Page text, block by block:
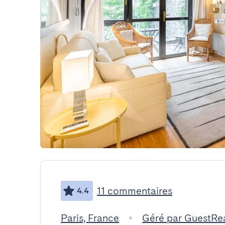
4.4 11 commentaires
Paris, France Géré par